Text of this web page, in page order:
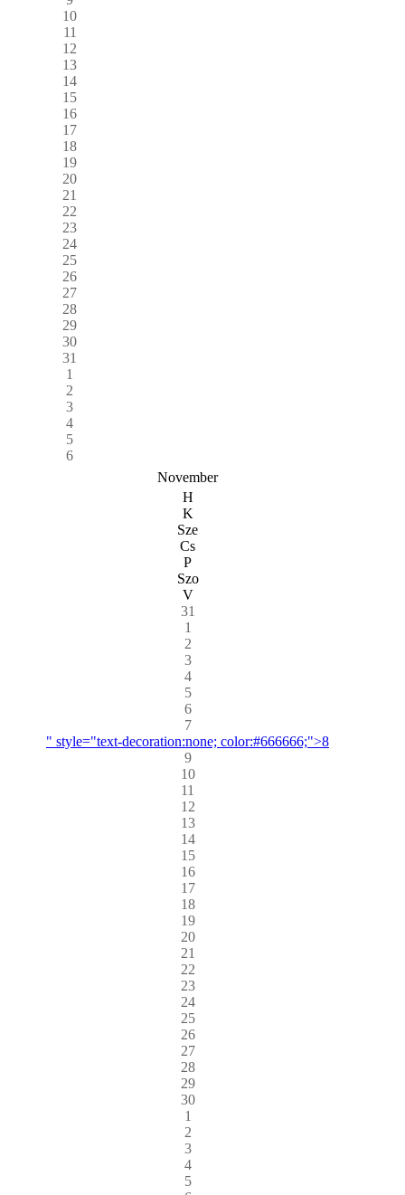
10
11
12
13
14
15
16
17
18
19
20
21
22
23
24
25
26
27
28
29
30
31
1
2
3
4
5
6
November
H
K
Sze
Cs
P
Szo
V
31
1
2
3
4
5
6
7
" style="text-decoration:none; color:#666666;">8
9
10
11
12
13
14
15
16
17
18
19
20
21
22
23
24
25
26
27
28
29
30
1
2
3
4
5